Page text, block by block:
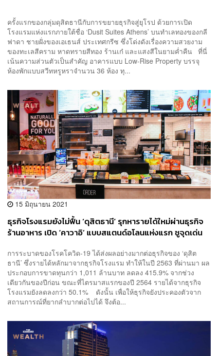
ครั้งแรกของกลุ่มดุสิตธานีกับการขยายธุรกิจสู่ยุโรป ด้วยการเปิด
โรงแรมแห่งแรกภายใต้ชื่อ ‘Dusit Suites Athens’ บนทำเลทองของกลี
ฟาดา ชายฝั่งของเอเธนส์ ประเทศกรีซ ซึ่งโด่งดังเรื่องความสวยงาม
ของทะเลสีคราม หาดทรายสีทอง ร้านเก๋ และแสงสีในยามค่ำคืน ที่นี่
เน้นความส่วนตัวเป็นสำคัญ อาคารแบบ Low-Rise Property บรรจุ
ห้องพักแบบสวีทหรูหราจำนวน 36 ห้อง ทุ...
15 มิถุนายน 2021
ธุรกิจโรงแรมยังไม่ฟื้น ‘ดุสิตธานี’ รุกหารายได้ใหม่ผ่านธุรกิจ
ร้านอาหาร เปิด ‘คาวาอิ’ แบบสแตนด์อโลนแห่งแรก ชูจุดเด่น
การระบาดของโรคโควิด-19 ได้ส่งผลอย่างมากต่อธุรกิจของ ‘ดุสิต
ธานี’ ซึ่งรายได้หลักมาจากธุรกิจโรงแรม ทำให้ในปี 2563 ที่ผ่านมา ผล
ประกอบการขาดทุนกว่า 1,011 ล้านบาท ลดลง 415.9% จากช่วง
เดียวกันของปีก่อน ขณะที่ไตรมาสแรกของปี 2564 รายได้จากธุรกิจ
โรงแรมยังลดลงกว่า 50.1% ดังนั้น เพื่อให้ธุรกิจยังประคองตัวจาก
สถานการณ์ที่ยากลำบากต่อไปได้ จึงต้อ...